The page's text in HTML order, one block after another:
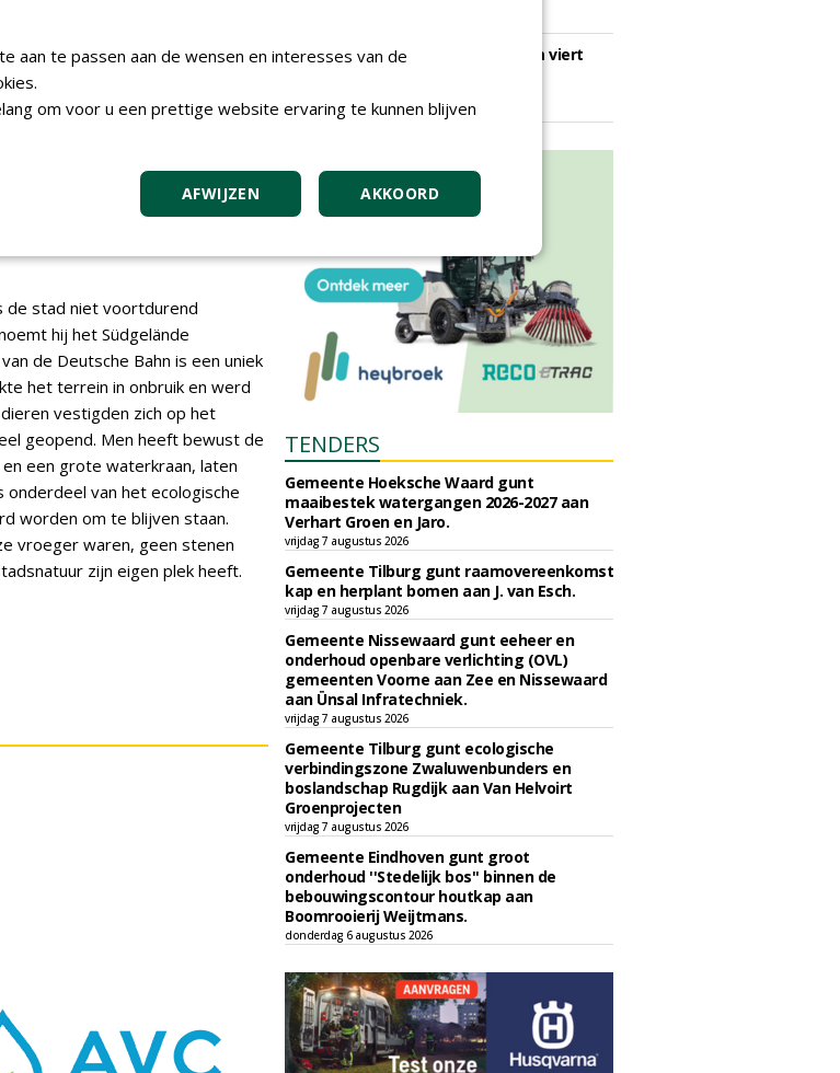
werd verwilderd. Pas als
kan spontaan groen echt
deadzones en
de Brit uit het land komt
beschouwt als
echt gedijen'
de stad niet voortdurend
hij het Südgelände
de Deutsche Bahn is een uniek
het terrein in onbruik en werd
vestigden zich op het
geopend. Men heeft bewust de
een grote waterkraan, laten
van het ecologische
worden om te blijven staan.
vroeger waren, geen stenen
zijn eigen plek heeft.
Rooftop Symposium viert
vrijdag 18 september 2026
TENDERS
Gemeente Hoeksche Waard gunt
maaibestek watergangen 2026-2027 aan
Verhart Groen en Jaro.
vrijdag 7 augustus 2026
Gemeente Tilburg gunt raamovereenkomst
kap en herplant bomen aan J. van Esch.
vrijdag 7 augustus 2026
Gemeente Nissewaard gunt eeheer en
onderhoud openbare verlichting (OVL)
gemeenten Voorne aan Zee en Nissewaard
aan Ünsal Infratechniek.
vrijdag 7 augustus 2026
Gemeente Tilburg gunt ecologische
verbindingszone Zwaluwenbunders en
boslandschap Rugdijk aan Van Helvoirt
Groenprojecten
vrijdag 7 augustus 2026
Gemeente Eindhoven gunt groot
onderhoud ''Stedelijk bos'' binnen de
bebouwingscontour houtkap aan
Boomrooierij Weijtmans.
donderdag 6 augustus 2026
aan te passen aan de wensen en interesses van de
om voor u een prettige website ervaring te kunnen blijven
AKKOORD
AFWIJZEN